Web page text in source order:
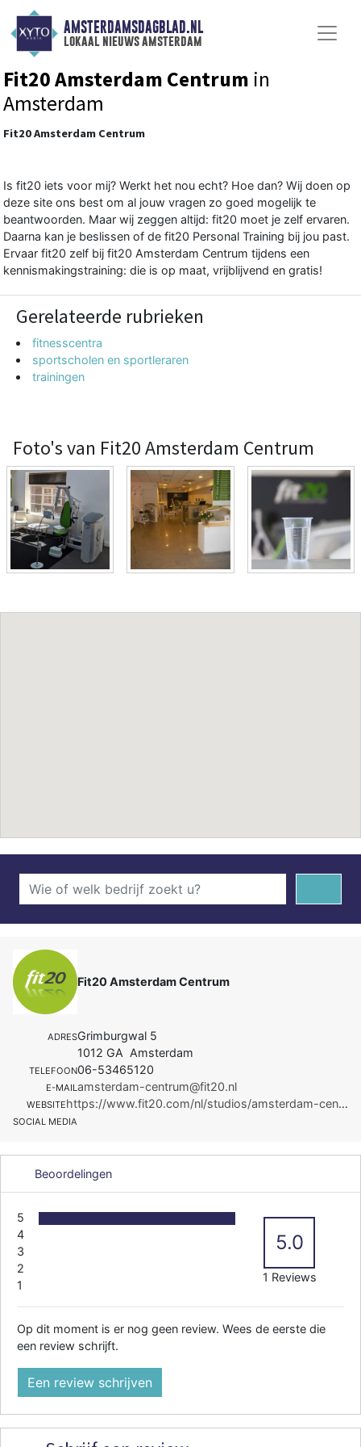
AMSTERDAMSDAGBLAD.NL
lokaal nieuws amsterdam
Fit20 Amsterdam Centrum in
Amsterdam
Fit20 Amsterdam Centrum
Is fit20 iets voor mij? Werkt het nou echt? Hoe dan? Wij doen op
deze site ons best om al jouw vragen zo goed mogelijk te
beantwoorden. Maar wij zeggen altijd: fit20 moet je zelf ervaren.
Daarna kan je beslissen of de fit20 Personal Training bij jou past.
Ervaar fit20 zelf bij fit20 Amsterdam Centrum tijdens een
kennismakingstraining: die is op maat, vrijblijvend en gratis!
Gerelateerde rubrieken
fitnesscentra
sportscholen en sportleraren
trainingen
Foto's van Fit20 Amsterdam Centrum
Fit20 Amsterdam Centrum
ADRESGrimburgwal 5
1012 GA Amsterdam
TELEFOON06-53465120
E-MAILamsterdam-centrum@fit20.nl
WEBSITE https://www.fit20.com/nl/studios/amsterdam-centrum/contact
SOCIAL MEDIA
Beoordelingen
5
4
3
2
1
5.0
1 Reviews
Op dit moment is er nog geen review. Wees de eerste die
een review schrijft.
Een review schrijven